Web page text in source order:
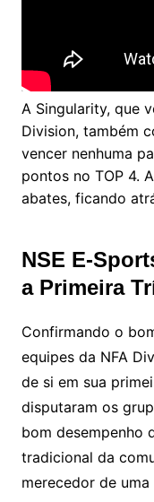
A Singularity, que
Division, também
vencer nenhuma
pontos no TOP 4.
abates, ficando
NSE E-
a Primeira
Confirmando o
equipes da NFA
de si em sua
disputaram os
bom desempenho
tradicional da
merecedor de